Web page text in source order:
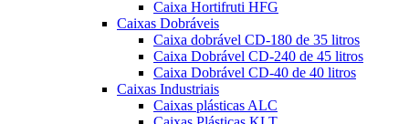
Caixa Hortifruti HFG
Caixas Dobráveis
Caixa dobrável CD-180 de 35 litros
Caixa Dobrável CD-240 de 45 litros
Caixa Dobrável CD-40 de 40 litros
Caixas Industriais
Caixas plásticas ALC